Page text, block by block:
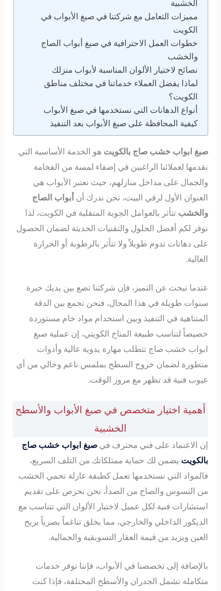
الخشبية
مميزات التعامل مع شركتنا في صبغ الأبواب في
الكويت
خطوات العمل الاحترافية في صبغ أبواب الصاج
والخشب
نصائح لاختيار الألوان المناسبة لأبواب منزلك
لماذا يفضل العملاء خدماتنا في مختلف مناطق
الكويت؟
أنواع الدهانات التي نستخدمها في صبغ الأبواب
كيفية المحافظة على صبغ الأبواب بعد التنفيذ
صبغ ابواب خشب صاج بالكويت هو الخدمة الأساسية التي
نقدمها لعملائنا الراغبين في إضفاء لمسة من الفخامة
والجمال على مداخل منازلهم، حيث نعتبر الأبواب هي
العنوان الأول لرقي البيت، نحن ندرك أن أبواب الصاج
والخشب تتأثر بالعوامل الجوية المتقلبة في الكويت، لذا
نوفر لكم أفضل الحلول والتقنيات الحديثة لضمان الحصول
على دهانات تدوم طويلاً ولا تتأثر بالرطوبة أو الحرارة
العالية.
عندما تبحث عن التميز، فإن شركتنا تضع بين يديك خبرة
سنوات طويلة في هذا المجال، فنحن نجمع بين الدقة
المتناهية في التنفيذ وبين استخدام مواد خام مستوردة
خصيصاً لتناسب طبيعة المناخ الكويتي، إن عملية صبغ
ابواب خشب صاج تتطلب مهارة يدوية عالية وأدوات
متطورة لضمان خروج السطح بملمس ناعم وخالي من أي
عيوب فنية قد تظهر مع مرور الوقت.
أهمية اختيار متخصص في صبغ الأبواب والأسطح
الخشبية
إن الاعتماد على فني محترف فيصبغ ابواب خشب صاج
بالكويت يضمن لك حماية ممتلكاتك من التلف السريع،
فالمواد التي نستخدمها تعمل كطبقة عازلة تحمي الخشب
من التسوس والصاج من الصدأ، نحن نحرص على تقديم
استشارات فنية لكل عميل لاختيار الألوان التي تتناسب مع
الديكور الداخلي والخارجي، مما يخلق تناغماً بصرياً يريح
العين ويزيد من قيمة العقار التسويقية والجمالية.
بالإضافة إلى تخصصنا في الأبواب، فإننا نوفر خدمات
متكاملة تشمل الجدران والأسطح المختلفة، فإذا كنت